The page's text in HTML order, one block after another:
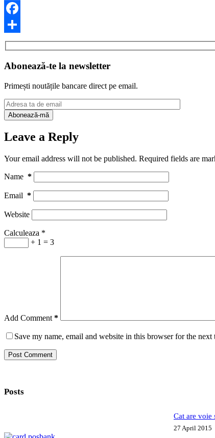
Facebook
Share
Abonează-te la newsletter
Primești noutățile bancare direct pe email.
Leave a Reply
Your email address will not be published. Required fields are
Name *
Email *
Website
Calculeaza *
+ 1 = 3
Add Comment *
Save my name, email and website in this browser for the next
Post Comment
Posts
Cat are voie
27 April 2015